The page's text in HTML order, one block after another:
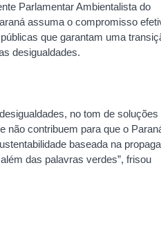
Parlamentar Ambientalista do
assuma o compromisso
que garantam uma
desigualdades.
no tom de soluções
não contribuem para que o
baseada na
das palavras verdes”, frisou